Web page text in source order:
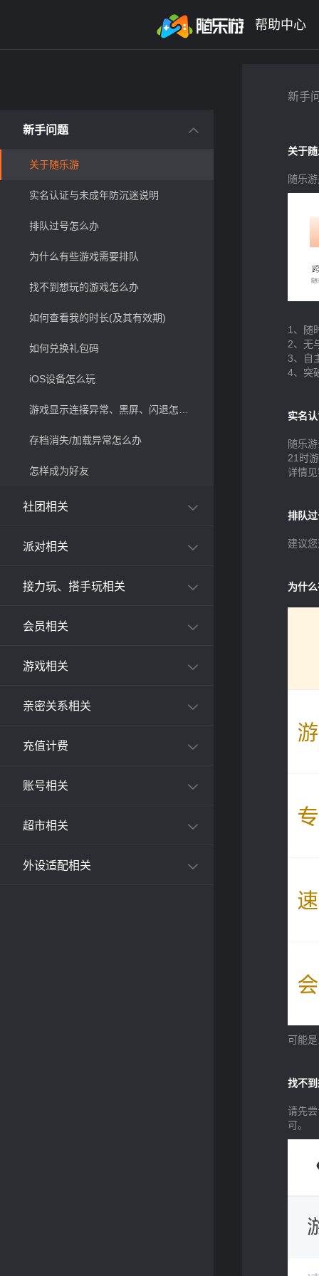
帮助中心
新手问题
关于随乐游
实名认证与未成年防沉迷说明
排队过号怎么办
为什么有些游戏需要排队
找不到想玩的游戏怎么办
如何查看我的时长(及其有效期)
如何兑换礼包码
iOS设备怎么玩
存档消失/加载异常怎么办
怎样成为好友
社团相关
派对相关
接力玩、搭手玩相关
会员相关
游戏相关
亲密关系相关
充值计费
账号相关
超市相关
外设适配相关
新手
关于
随乐
1、随
2、无
3、自
4、突
实名
随乐
21时
详情
排队
建议
为什
可能
找不
请先
可。